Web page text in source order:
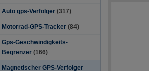
Auto gps-Verfolger (317)
Motorrad-GPS-Tracker (84)
Gps-Geschwindigkeits-
Begrenzer (166)
Magnetischer GPS-Verfolger